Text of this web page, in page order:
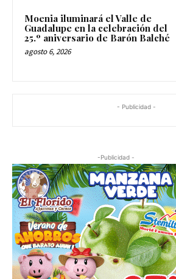
Moenia iluminará el Valle de
Guadalupe en la celebración del
25.º aniversario de Barón Balché
agosto 6, 2026
- Publicidad -
-Publicidad -